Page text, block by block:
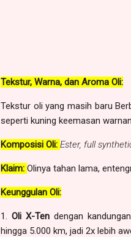
Tekstur, Warna, dan Aroma Oli:
Tekstur oli yang masih baru
seperti kuning keemasan
Komposisi Oli: Ester, full
Klaim: Olinya tahan lama,
Keunggulan Oli:
1. Oli X-Tendengan
hingga 5.000 km, jadi 2x lebih